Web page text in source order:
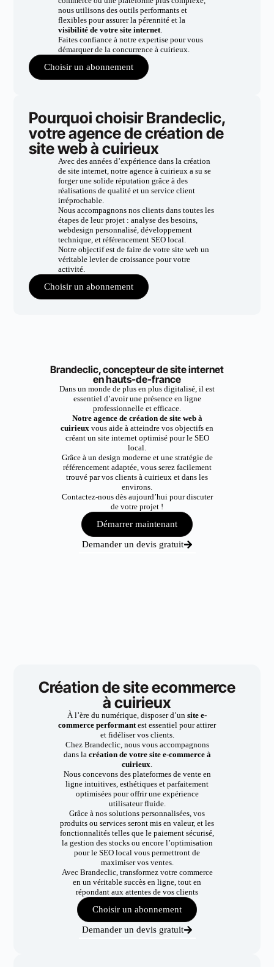
nous utilisons des outils performants et
flexibles pour assurer la pérennité et la
visibilité de votre site internet.
Faites confiance à notre expertise pour vous
démarquer de la concurrence à cuirieux.
Choisir un abonnement
Pourquoi choisir Brandeclic,
votre agence de création de
site web à cuirieux
Avec des années d’expérience dans la création
de site internet, notre agence à cuirieux a su se
forger une solide réputation grâce à des
réalisations de qualité et un service client
irréprochable.
Nous accompagnons nos clients dans toutes les
étapes de leur projet : analyse des besoins,
webdesign personnalisé, développement
technique, et référencement SEO local.
Notre objectif est de faire de votre site web un
véritable levier de croissance pour votre
activité.
Choisir un abonnement
Brandeclic, concepteur de site internet
en hauts-de-france
Dans un monde de plus en plus digitalisé, il est
essentiel d’avoir une présence en ligne
professionnelle et efficace.
Notre agence de création de site web à
cuirieux vous aide à atteindre vos objectifs en
créant un site internet optimisé pour le SEO
local.
Grâce à un design moderne et une stratégie de
référencement adaptée, vous serez facilement
trouvé par vos clients à cuirieux et dans les
environs.
Contactez-nous dès aujourd’hui pour discuter
de votre projet !
Démarrer maintenant
Demander un devis gratuit
Création de site ecommerce
à cuirieux
À l’ère du numérique, disposer d’un site e-
commerce performantest essentiel pour attirer
et fidéliser vos clients.
Chez Brandeclic, nous vous accompagnons
dans la création de votre site e-commerce à
cuirieux.
Nous concevons des plateformes de vente en
ligne intuitives, esthétiques et parfaitement
optimisées pour offrir une expérience
utilisateur fluide.
Grâce à nos solutions personnalisées, vos
produits ou services seront mis en valeur, et les
fonctionnalités telles que le paiement sécurisé,
la gestion des stocks ou encore l’optimisation
pour le SEO local vous permettront de
maximiser vos ventes.
Avec Brandeclic, transformez votre commerce
en un véritable succès en ligne, tout en
répondant aux attentes de vos clients
Choisir un abonnement
Demander un devis gratuit